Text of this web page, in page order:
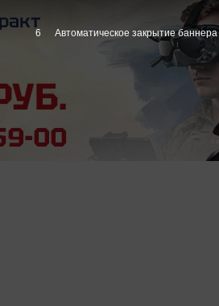
5 Автоматическое закрытие баннера